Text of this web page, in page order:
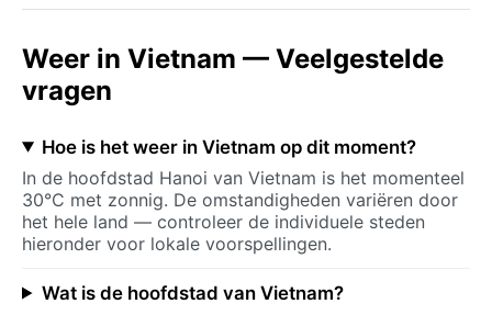
Weer in Vietnam — Veelgestelde
vragen
Hoe is het weer in Vietnam op dit moment?
In de hoofdstad Hanoi van Vietnam is het momenteel
30°C met zonnig. De omstandigheden variëren door
het hele land — controleer de individuele steden
hieronder voor lokale voorspellingen.
Wat is de hoofdstad van Vietnam?